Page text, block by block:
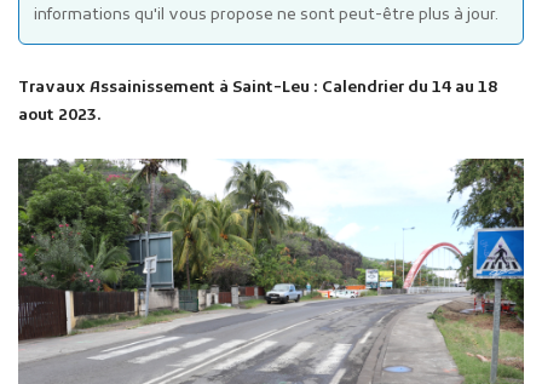
Marchés publics
Projets financés par l'Europe
Plans d'accès
informations qu'il vous propose ne sont peut-être plus à jour.
Travaux Assainissement à Saint-Leu : Calendrier du 14 au 18
aout 2023.